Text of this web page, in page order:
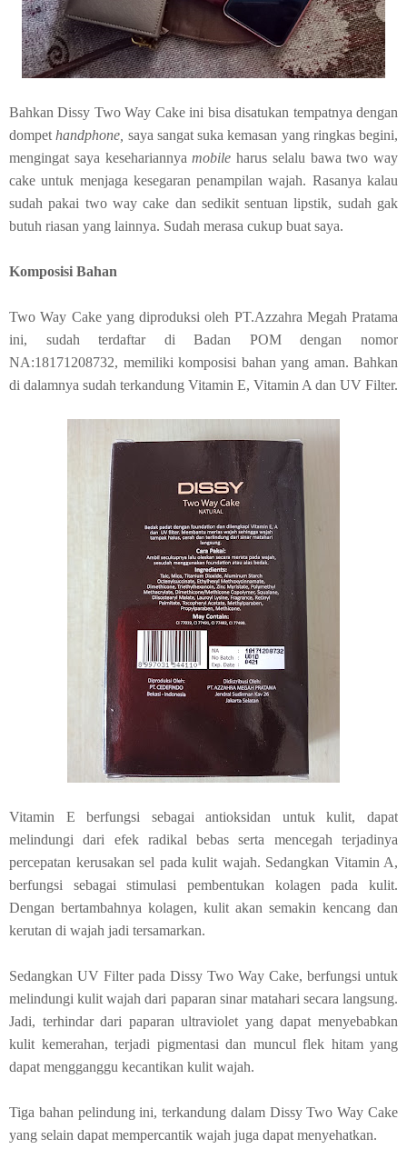
Bahkan Dissy Two Way Cake ini bisa disatukan tempatnya dengan
dompethandphone, saya sangat suka kemasan yang ringkas begini,
mengingat saya kesehariannyamobile harus selalu bawa two way
cake untuk menjaga kesegaran penampilan wajah. Rasanya kalau
sudah pakai two way cake dan sedikit sentuan lipstik, sudah gak
butuh riasan yang lainnya. Sudah merasa cukup buat saya.
Komposisi Bahan
Two Way Cake yang diproduksi oleh PT.Azzahra Megah Pratama
ini, sudah terdaftar di Badan POM dengan nomor
NA:18171208732, memiliki komposisi bahan yang aman. Bahkan
di dalamnya sudah terkandung Vitamin E, Vitamin A dan UV Filter.
Vitamin E berfungsi sebagai antioksidan untuk kulit, dapat
melindungi dari efek radikal bebas serta mencegah terjadinya
percepatan kerusakan sel pada kulit wajah. Sedangkan Vitamin A,
berfungsi sebagai stimulasi pembentukan kolagen pada kulit.
Dengan bertambahnya kolagen, kulit akan semakin kencang dan
kerutan di wajah jadi tersamarkan.
Sedangkan UV Filter pada Dissy Two Way Cake, berfungsi untuk
melindungi kulit wajah dari paparan sinar matahari secara langsung.
Jadi, terhindar dari paparan ultraviolet yang dapat menyebabkan
kulit kemerahan, terjadi pigmentasi dan muncul flek hitam yang
dapat mengganggu kecantikan kulit wajah.
Tiga bahan pelindung ini, terkandung dalam Dissy Two Way Cake
yang selain dapat mempercantik wajah juga dapat menyehatkan.